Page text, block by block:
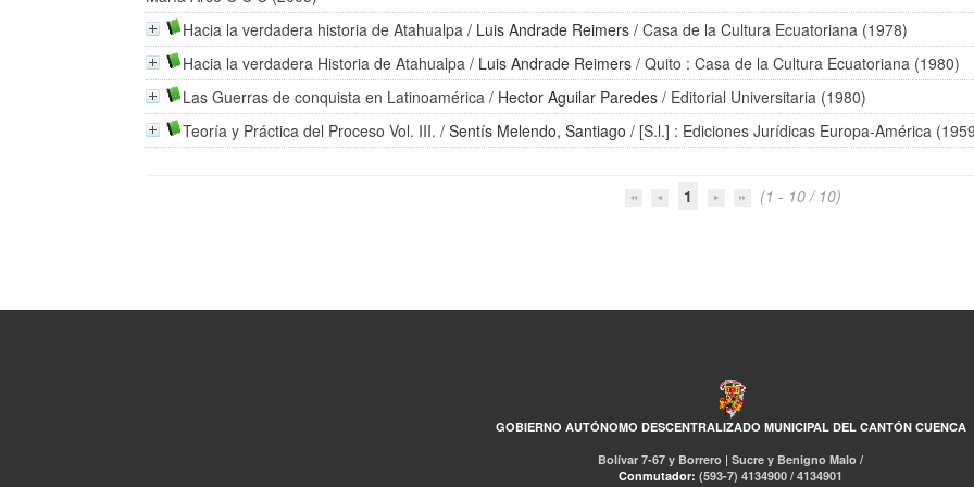
Hacia la verdadera historia de Atahualpa / Luis Andrade Reimers / Casa de la Cultura Ecuatoriana (1978)
Hacia la verdadera Historia de Atahualpa / Luis Andrade Reimers / Quito : Casa de la Cultura Ecuatoriana (1980)
Las Guerras de conquista en Latinoamérica / Hector Aguilar Paredes / Editorial Universitaria (1980)
Teoría y Práctica del Proceso Vol. III. /Sentís Melendo, Santiago / [S.l.] : Ediciones Jurídicas Europa-América
1 (1 - 10 / 10)
GOBIERNO AUTÓNOMO DESCENTRALIZADO MUNICIPAL DEL CANTÓN CUENCA
Bolívar 7-67 y Borrero | Sucre y Benigno Malo /
Conmutador: (593-7) 4134900 / 4134901